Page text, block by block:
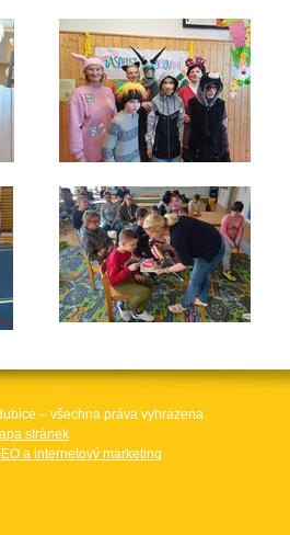
– všechna práva vyhrazena
stránek
a internetový marketing